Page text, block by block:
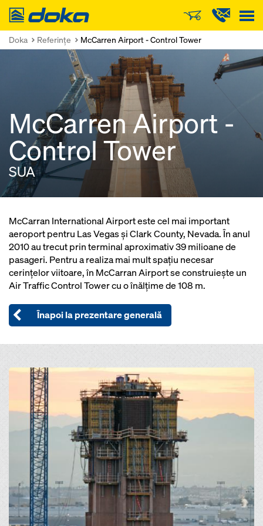
Doka
Doka Referinţe McCarren Airport - Control Tower
McCarren Airport -
Control Tower
SUA
McCarran International Airport este cel mai important
aeroport pentru Las Vegas şi Clark County, Nevada. În anul
2010 au trecut prin terminal aproximativ 39 milioane de
pasageri. Pentru a realiza mai mult spaţiu necesar
cerinţelor viitoare, în McCarran Airport se construieşte un
Air Traffic Control Tower cu o înălţime de 108 m.
Înapoi la prezentare generală
Open